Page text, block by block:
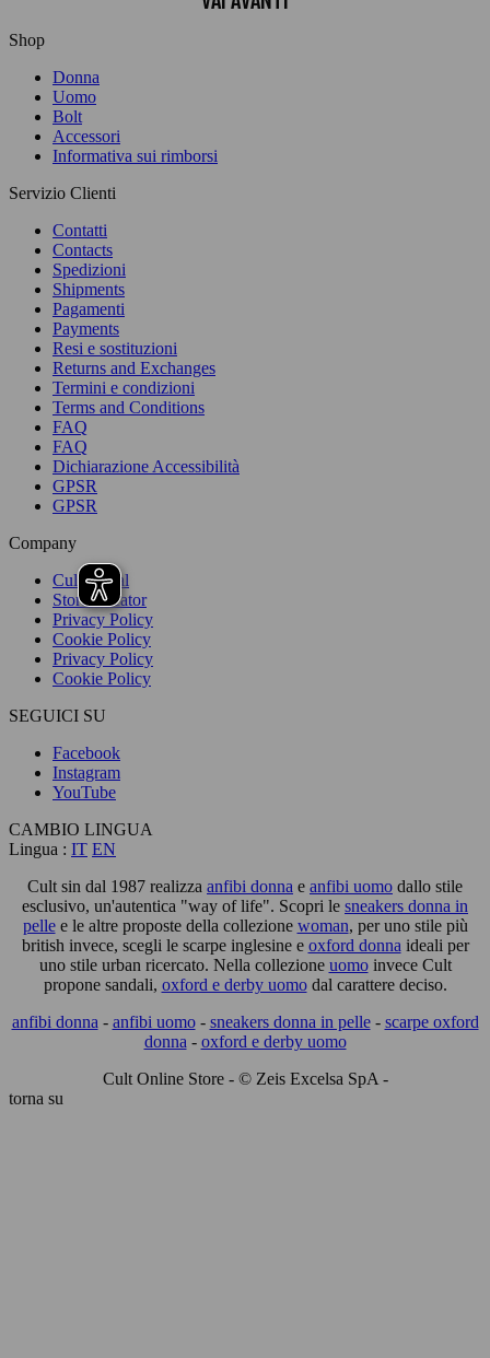
Shop
Donna
Uomo
Bolt
Accessori
Informativa sui rimborsi
Servizio Clienti
Contatti
Contacts
Spedizioni
Shipments
Pagamenti
Payments
Resi e sostituzioni
Returns and Exchanges
Termini e condizioni
Terms and Conditions
FAQ
FAQ
Dichiarazione Accessibilità
GPSR
GPSR
Company
Cult Social
Store Locator
Privacy Policy
Cookie Policy
Privacy Policy
Cookie Policy
SEGUICI SU
Facebook
Instagram
YouTube
CAMBIO LINGUA
Lingua : IT EN
Cult sin dal 1987 realizza anfibi donna e anfibi uomo dallo stile
esclusivo, un'autentica "way of life". Scopri le sneakers donna in
pellee le altre proposte della collezione woman, per uno stile più
british invece, scegli le scarpe inglesine e oxford donna ideali per
uno stile urban ricercato. Nella collezione uomoinvece Cult
propone sandali, oxford e derby uomodal carattere deciso.
anfibi donna - anfibi uomo- sneakers donna in pelle- scarpe oxford
donna - oxford e derby uomo
Cult Online Store - © Zeis Excelsa SpA -
torna su